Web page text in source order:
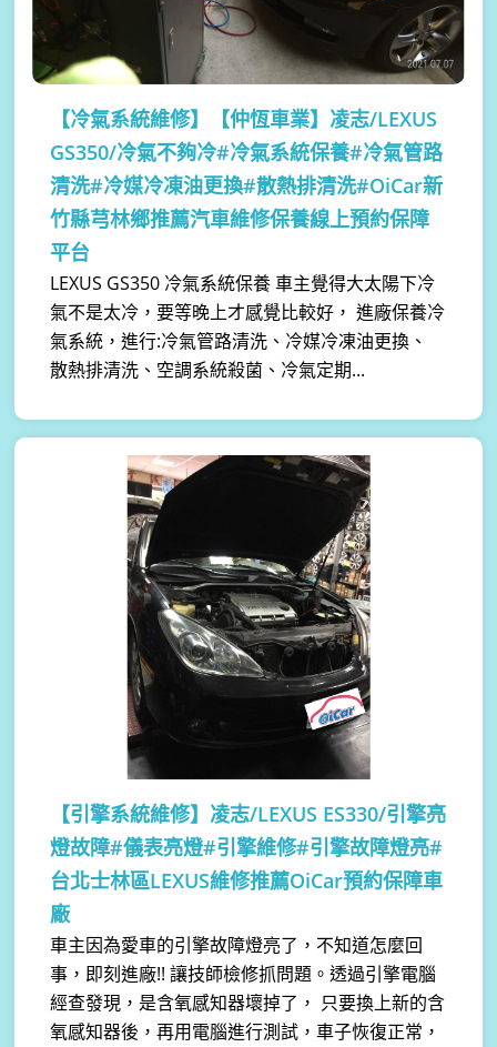
【冷氣系統維修】
【仲恆車業】凌志/LEXUS
GS350/冷氣不夠冷#冷氣系統保養#冷氣管路
清洗#冷媒冷凍油更換#散熱排清洗#OiCar新
竹縣芎林鄉推薦汽車維修保養線上預約保障
平台
LEXUS GS350 冷氣系統保養 車主覺得大太陽下冷
氣不是太冷，要等晚上才感覺比較好， 進廠保養冷
氣系統，進行:冷氣管路清洗、冷媒冷凍油更換、
散熱排清洗、空調系統殺菌、冷氣定期...
【引擎系統維修】 凌志/LEXUS ES330/引擎亮
燈故障#儀表亮燈#引擎維修#引擎故障燈亮#
台北士林區LEXUS維修推薦OiCar預約保障車
廠
車主因為愛車的引擎故障燈亮了，不知道怎麼回
事，即刻進廠!! 讓技師檢修抓問題。透過引擎電腦
經查發現，是含氧感知器壞掉了， 只要換上新的含
氧感知器後，再用電腦進行測試，車子恢復正常，